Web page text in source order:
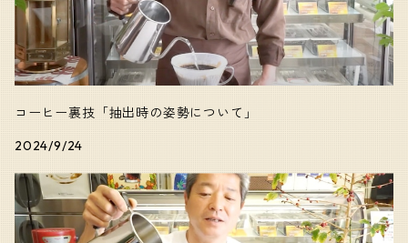
香りの良いコーヒー
コーヒー裏技「抽出時の姿勢について」
2024/9/24